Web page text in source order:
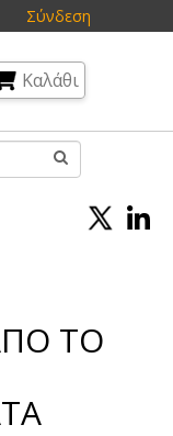
Σύνδεση
Καλάθι
ΤΟ